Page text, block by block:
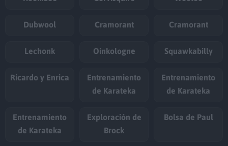
Dubwool Cramorant Cramorant
Lechonk Oinkologne Squawkabilly
Ricardo y Enrica
Entrenamiento
de Karateka
Entrenamiento
de Karateka
Entrenamiento
de Karateka
Exploración de
Brock
Bolsa de Paul